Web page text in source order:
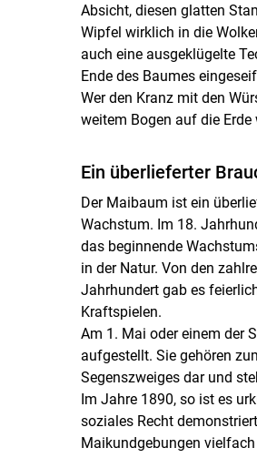
Absicht, diesen glatten
Wipfel wirklich in die
auch eine ausgeklügelte
Ende des Baumes
Wer den Kranz mit den
weitem Bogen auf die
Ein überlieferter
Der Maibaum ist ein
Wachstum. Im 18.
das beginnende
in der Natur. Von den
Jahrhundert gab es
Kraftspielen.
Am 1. Mai oder einem der
aufgestellt. Sie ge­hören
Segenszweiges dar und
Im Jahre 1890, so ist es
soziales Recht
Maikundgebungen